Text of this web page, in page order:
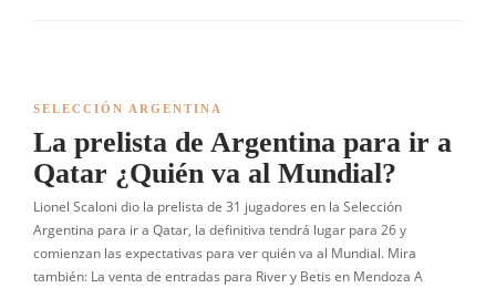
SELECCIÓN ARGENTINA
La prelista de Argentina para ir a
Qatar ¿Quién va al Mundial?
Lionel Scaloni dio la prelista de 31 jugadores en la Selección
Argentina para ir a Qatar, la definitiva tendrá lugar para 26 y
comienzan las expectativas para ver quién va al Mundial. Mira
también: La venta de entradas para River y Betis en Mendoza A